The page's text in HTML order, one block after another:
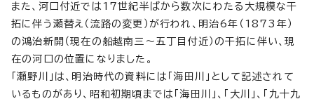
また、河口付近では17世紀半ばから数次にわたる大規模な干
拓に伴う瀬替え（流路の変更）が行われ、明治6年（1873年）
の鴻治新開（現在の船越南三～五丁目付近）の干拓に伴い、現
在の河口の位置になりました。
「瀬野川」は、明治時代の資料には「海田川」として記述されて
いるものがあり、昭和初期頃までは「海田川」、「大川」、「九十九